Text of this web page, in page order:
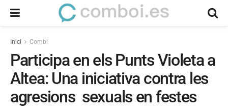
Inici Combi
Participa en els Punts Violeta a
Altea: Una iniciativa contra les
agresions sexuals en festes